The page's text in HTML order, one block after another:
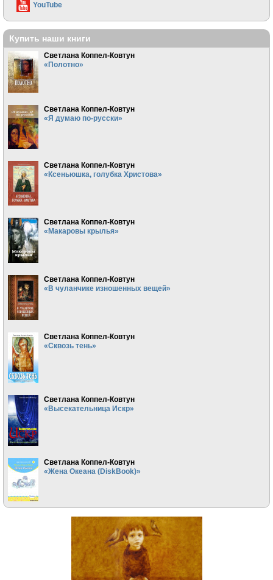
YouTube
Купить наши книги
Светлана Коппел-Ковтун
«Полотно»
Светлана Коппел-Ковтун
«Я думаю по-русски»
Светлана Коппел-Ковтун
«Ксеньюшка, голубка Христова»
Светлана Коппел-Ковтун
«Макаровы крылья»
Светлана Коппел-Ковтун
«В чуланчике изношенных вещей»
Светлана Коппел-Ковтун
«Сквозь тень»
Светлана Коппел-Ковтун
«Высекательница Искр»
Светлана Коппел-Ковтун
«Жена Океана (DiskBook)»